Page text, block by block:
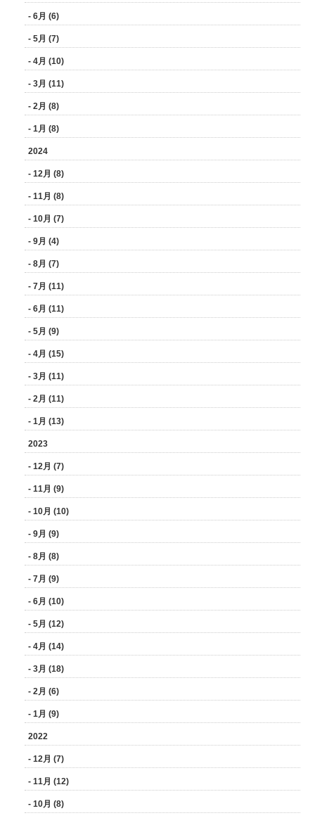
- 6月 (6)
- 5月 (7)
- 4月 (10)
- 3月 (11)
- 2月 (8)
- 1月 (8)
2024
- 12月 (8)
- 11月 (8)
- 10月 (7)
- 9月 (4)
- 8月 (7)
- 7月 (11)
- 6月 (11)
- 5月 (9)
- 4月 (15)
- 3月 (11)
- 2月 (11)
- 1月 (13)
2023
- 12月 (7)
- 11月 (9)
- 10月 (10)
- 9月 (9)
- 8月 (8)
- 7月 (9)
- 6月 (10)
- 5月 (12)
- 4月 (14)
- 3月 (18)
- 2月 (6)
- 1月 (9)
2022
- 12月 (7)
- 11月 (12)
- 10月 (8)